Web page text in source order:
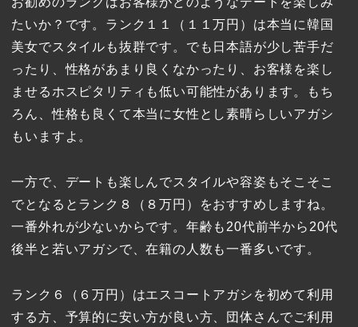
たいか？です。ランク１１（１１万円）は本当に韓国
美女でスタイルも抜群です。でも日本語が少し苦手だ
ったり、性格があまり良くなかったり、お客様を楽し
ませるホスピタリティも低い可能性があります。もち
ろん、性格も良くて本当に女性とし素晴らしいアガシ
もいますよ。
一方で、デートも楽しんでスタイルや容姿もそこそこ
でとなるとランク８（８万円）をおすすめしますね。
一番外れが少ないからです。年齢も20代前半から20代
後半と若いアガシで、在籍の人数も一番多いです。
ランク６（６万円）はエスコートアガシを初めて利用
する方、予算的に安い方が良い方、団体さんでご利用